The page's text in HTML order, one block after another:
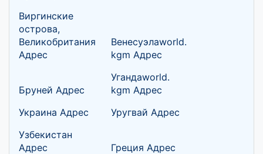
Виргинские
острова,
Великобритания
Адрес
Венесуэлаworld.
kgm Адрес
Бруней Адрес
Угандаworld.
kgm Адрес
Украина Адрес
Уругвай Адрес
Узбекистан
Адрес
Греция Адрес